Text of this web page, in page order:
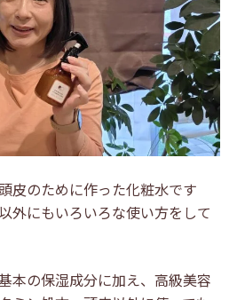
皮のために作った化粧水です
外にもいろいろな使い方をして
本の保湿成分に加え、高級美容